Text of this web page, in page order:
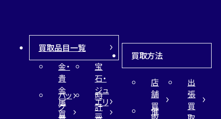
買取品目一覧
金・
貴
金
属
買
宝
石・
ジュ
エリ
ー
バッ
グ
時
計
買取方法
店
舗
買
出
張
買
催